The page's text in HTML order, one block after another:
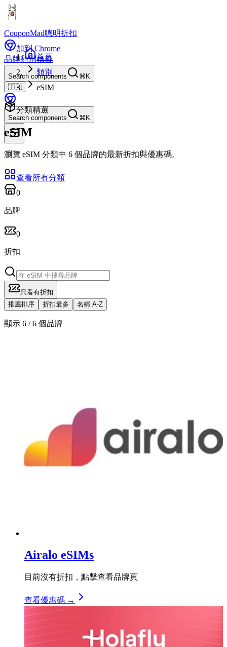
CouponMad聰明折扣
加到 Chrome
品牌類別標籤
Search components
⌘K
🇹🇼
Search components ⌘K
首頁
類別
eSIM
分類精選
eSIM
瀏覽 eSIM 分類中 6 個品牌的最新折扣與優惠碼。
查看所有分類
0
品牌
0
折扣
只看有折扣
推薦排序
折扣最多 名稱 A-Z
顯示 6 / 6 個品牌
Airalo eSIMs
目前沒有折扣，點擊查看品牌頁
查看優惠碼 →